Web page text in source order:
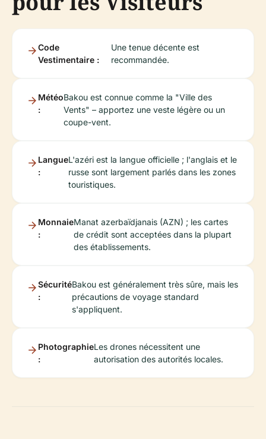
Code
Vestimentaire :
Une tenue décente est
recommandée.
Météo
:
Bakou est connue comme la "Ville des
Vents" – apportez une veste légère ou un
coupe-vent.
Langue
:
L'azéri est la langue officielle ; l'anglais et le
russe sont largement parlés dans les zones
touristiques.
Monnaie
:
Manat azerbaïdjanais (AZN) ; les cartes
de crédit sont acceptées dans la plupart
des établissements.
Sécurité
:
Bakou est généralement très sûre, mais les
précautions de voyage standard
s'appliquent.
Photographie
:
Les drones nécessitent une
autorisation des autorités locales.